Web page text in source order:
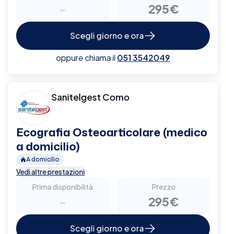
- 295€
Scegli giorno e ora
oppure chiama il 051 3542049
Sanitelgest Como
Ecografia Osteoarticolare (medico
a domicilio)
A domicilio
Vedi altre prestazioni
Prima disponibilità
-
Prezzo
295€
Scegli giorno e ora